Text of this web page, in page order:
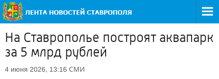
На Ставрополье построят аквапарк
за 5 млрд рублей
4 июня 2026, 13:16 СМИ